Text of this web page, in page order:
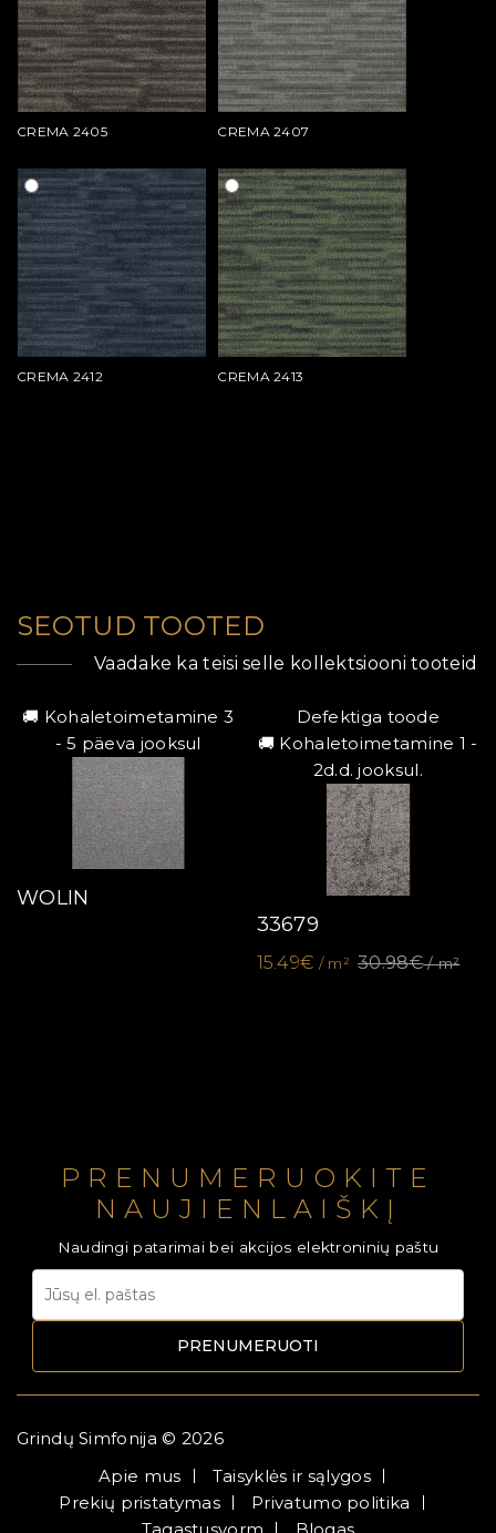
CREMA 2405 CREMA 2407
CREMA 2412 CREMA 2413
SEOTUD TOOTED
Vaadake ka teisi selle kollektsiooni tooteid
🚚 Kohaletoimetamine 3
- 5 päeva jooksul
WOLIN
Defektiga toode
🚚 Kohaletoimetamine 1 -
2d.d. jooksul.
33679
15.49€ / m² 30.98€/ m²
PRENUMERUOKITE
NAUJIENLAIŠKĮ
Naudingi patarimai bei akcijos elektroninių paštu
PRENUMERUOTI
Grindų Simfonija © 2026
Apie mus
Taisyklės ir sąlygos
Prekių pristatymas
Privatumo politika